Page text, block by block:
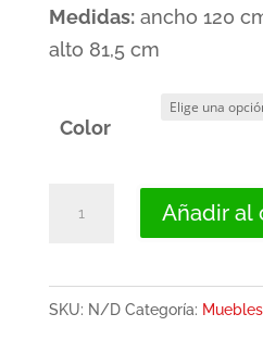
Medidas:ancho 120
alto 81,5 cm
Color
Añadir al
SKU: N/D Categoría: Muebles